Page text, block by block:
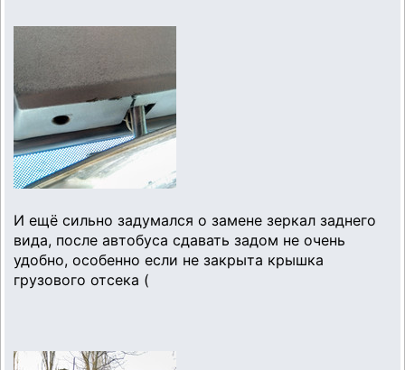
И ещё сильно задумался о замене зеркал заднего
вида, после автобуса сдавать задом не очень
удобно, особенно если не закрыта крышка
грузового отсека (